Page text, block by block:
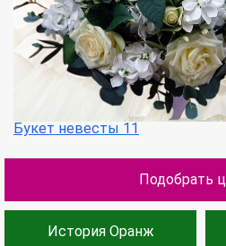
Букет невесты 11
Подобрать
История Оранж